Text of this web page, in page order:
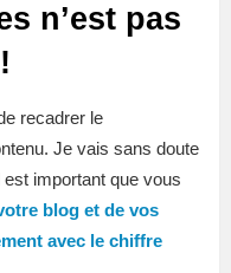
n’est pas
recadrer le
Je vais sans doute
important que vous
blog et de vos
avec le chiffre